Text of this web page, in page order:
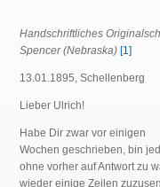
Handschriftliches
Spencer (Nebraska) [1]
13.01.1895, Schellenberg
Lieber Ulrich!
Habe Dir zwar vor einigen
Wochen geschrieben, bin
ohne vorher auf Antwort zu
wieder einige Zeilen